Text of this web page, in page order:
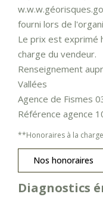
fourni lors de
Le prix est exprimé
charge du vendeur.
Renseignement
Vallées
Agence de Fismes
Référence agence
**Honoraires à la
Nos honoraires
Diagnostics